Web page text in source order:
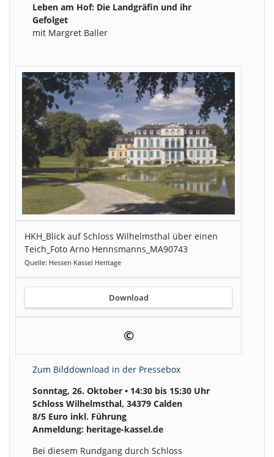
Leben am Hof: Die Landgräfin und ihr
Gefolget
mit Margret Baller
HKH_Blick auf Schloss Wilhelmsthal über einen
Teich_Foto Arno Hennsmanns_MA90743
Quelle: Hessen Kassel Heritage
Download
©
Zum Bilddownload in der Pressebox
Sonntag, 26. Oktober • 14:30 bis 15:30 Uhr
Schloss Wilhelmsthal, 34379 Calden
8/5 Euro inkl. Führung
Anmeldung: heritage-kassel.de
Bei diesem Rundgang durch Schloss